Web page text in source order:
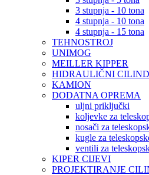
3 stupnja - 10 tona
4 stupnja - 10 tona
4 stupnja - 15 tona
TEHNOSTROJ
UNIMOG
MEILLER KIPPER
HIDRAULIČNI
KAMION
DODATNA OPREMA
uljni priključki
koljevke za
nosači za
kugle za
ventili za
KIPER CIJEVI
PROJEKTIRANJE